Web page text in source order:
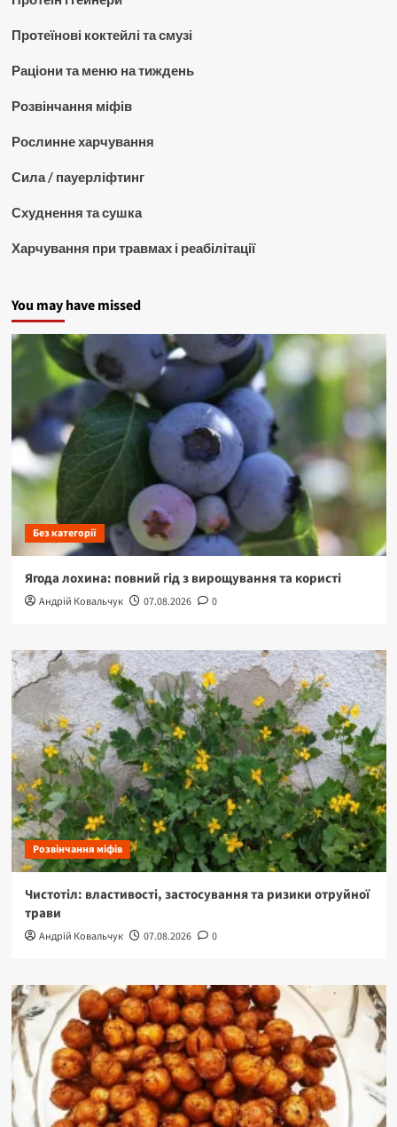
Протеїнові коктейлі та смузі
Раціони та меню на тиждень
Розвінчання міфів
Рослинне харчування
Сила / пауерліфтинг
Схуднення та сушка
Харчування при травмах і реабілітації
You may have missed
Без категорії
Ягода лохина: повний гід з вирощування та користі
Андрій Ковальчук 07.08.2026 0
Розвінчання міфів
Чистотіл: властивості, застосування та ризики отруйної
трави
Андрій Ковальчук 07.08.2026 0